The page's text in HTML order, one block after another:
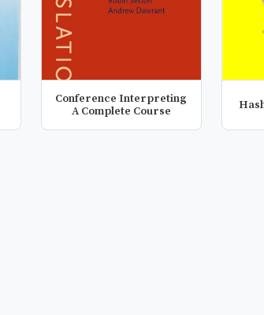
Conference Interpreting
A Complete Course